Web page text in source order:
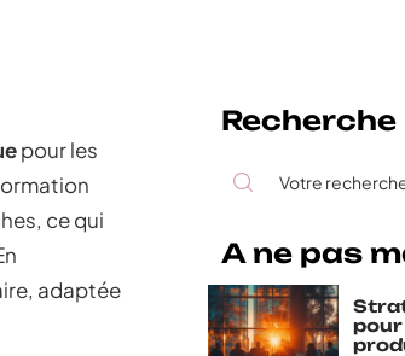
pour les
ce qui
adaptée
Recherche
A ne pas
pour